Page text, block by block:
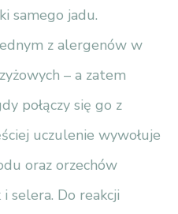
samego jadu.
z alergenów w
– a zatem
połączy się go z
uczulenie wywołuje
oraz orzechów
i selera. Do reakcji